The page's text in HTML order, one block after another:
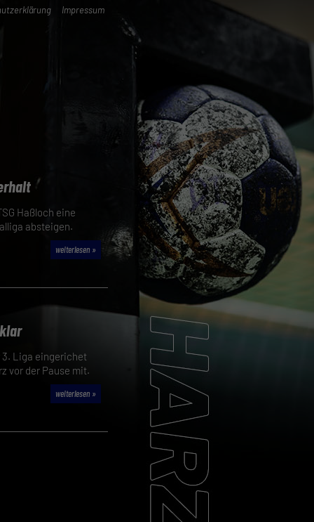
Impressum
Haßloch eine
absteigen.
weiterlesen »
3. Liga eingerichet
vor der Pause mit.
weiterlesen »